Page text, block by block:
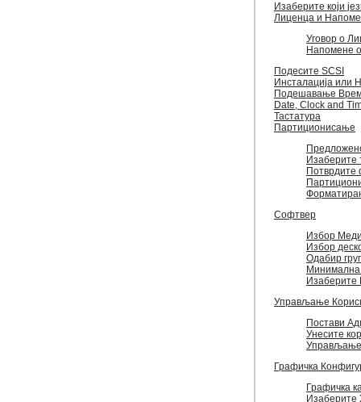
Изаберите који
Лиценца и
Уговор о
Напомене
Подесите SCSI
Инсталација или
Подешавање
Date, Clock and
Тастатура
Партиционисање
Изаберите
Потврдите
Софтвер
Избор
Избор
Одабир
Минимална
Изаберите
Управљање
Постави
Унесите
Управљање
Графичка
Графичка
Изаберите